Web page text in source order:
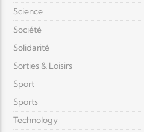
Science
Société
Solidarité
Sorties & Loisirs
Sport
Sports
Technology